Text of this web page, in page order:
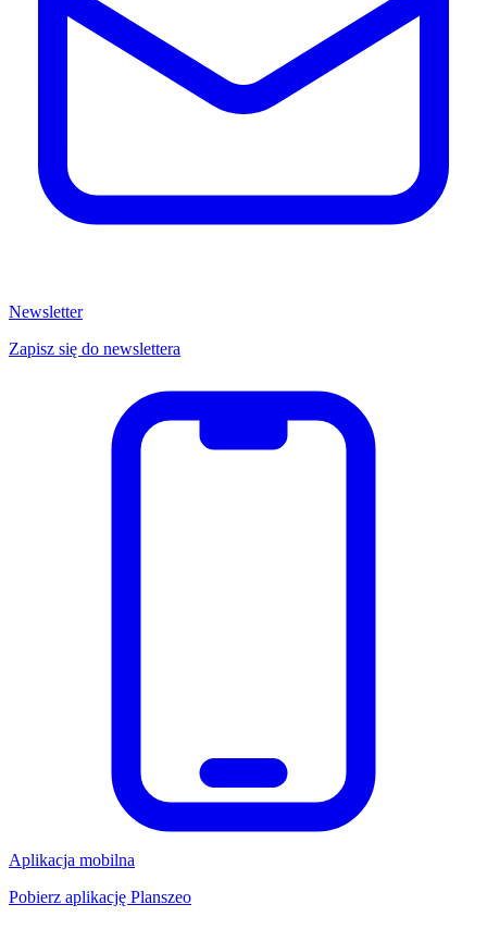
Newsletter
Zapisz się do newslettera
Aplikacja mobilna
Pobierz aplikację Planszeo